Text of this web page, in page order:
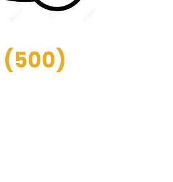
(500)